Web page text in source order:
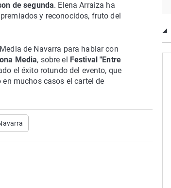
de segunda. Elena Arraiza ha
y reconocidos, fruto del
de Navarra para hablar con
Media, sobre el Festival "Entre
el éxito rotundo del evento, que
muchos casos el cartel de